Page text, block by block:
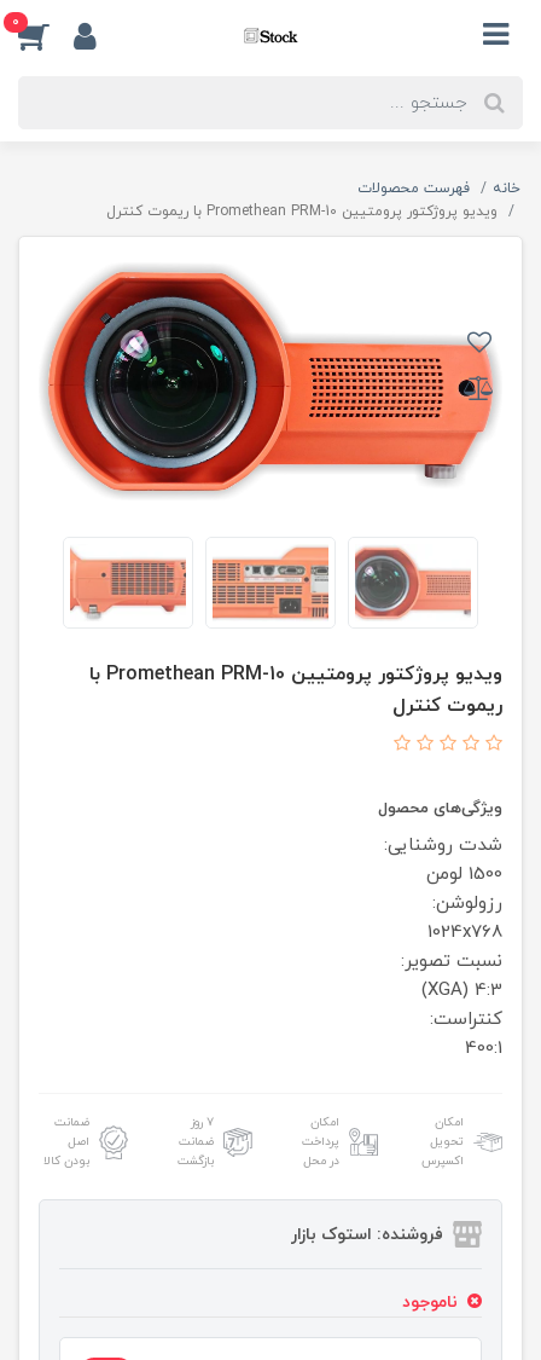
0
خانه
فهرست محصولات
ویدیو پروژکتور پرومتیین Promethean PRM-10 با ریموت کنترل
ویدیو پروژکتور پرومتیین Promethean PRM-10 با
ریموت کنترل
ویژگی‌های محصول
شدت روشنایی:
1500 لومن
رزولوشن:
1024x768
نسبت تصویر:
4:3 (XGA)
کنتراست:
400:1
امکان
تحویل
اکسپرس
امکان
پرداخت
در محل
۷ روز
ضمانت
بازگشت
ضمانت
اصل
بودن کالا
فروشنده: استوک بازار
ناموجود